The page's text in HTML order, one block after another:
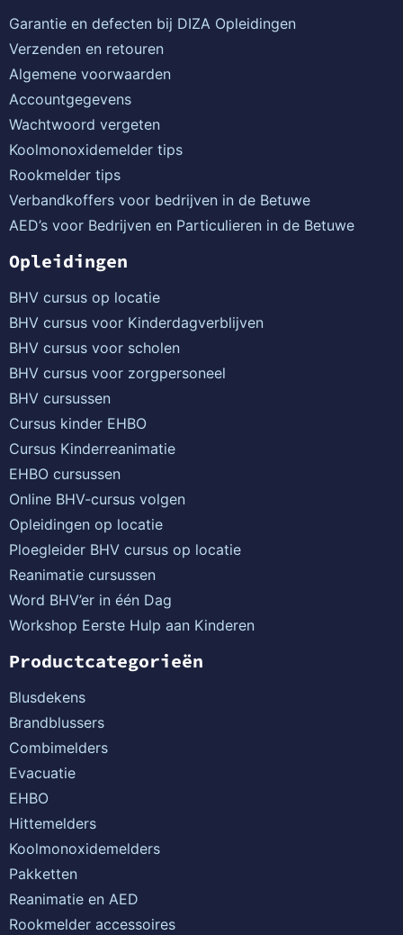
Garantie en defecten bij DIZA Opleidingen
Verzenden en retouren
Algemene voorwaarden
Accountgegevens
Wachtwoord vergeten
Koolmonoxidemelder tips
Rookmelder tips
Verbandkoffers voor bedrijven in de Betuwe
AED’s voor Bedrijven en Particulieren in de Betuwe
Opleidingen
BHV cursus op locatie
BHV cursus voor Kinderdagverblijven
BHV cursus voor scholen
BHV cursus voor zorgpersoneel
BHV cursussen
Cursus kinder EHBO
Cursus Kinderreanimatie
EHBO cursussen
Online BHV-cursus volgen
Opleidingen op locatie
Ploegleider BHV cursus op locatie
Reanimatie cursussen
Word BHV’er in één Dag
Workshop Eerste Hulp aan Kinderen
Productcategorieën
Blusdekens
Brandblussers
Combimelders
Evacuatie
EHBO
Hittemelders
Koolmonoxidemelders
Pakketten
Reanimatie en AED
Rookmelder accessoires